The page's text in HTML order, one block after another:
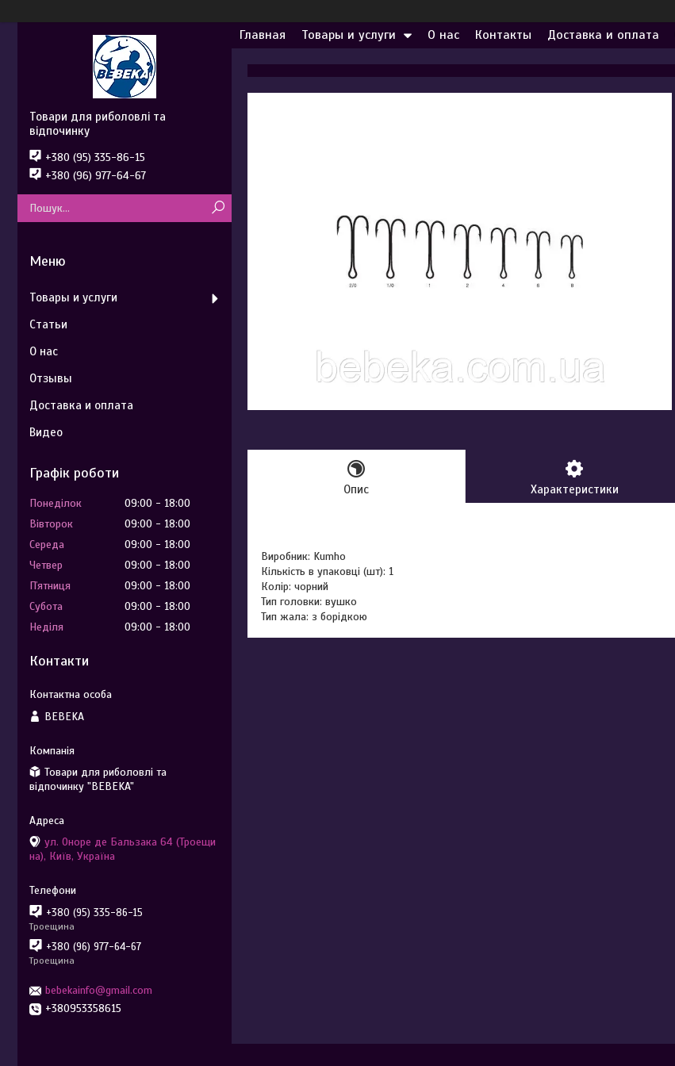
Главная Товары и услуги О нас Контакты Доставка и оплата
Опис Характеристики
Виробник: Kumho
Кількість в упаковці (шт): 1
Колір: чорний
Тип головки: вушко
Тип жала: з борідкою
Товари для риболовлі та
відпочинку
+380 (95) 335-86-15
+380 (96) 977-64-67
Товары и услуги
Статьи
О нас
Отзывы
Доставка и оплата
Видео
Графік роботи
Понеділок 09:00
18:00
Вівторок
09:00
18:00
Середа
09:00
18:00
Четвер
09:00
18:00
Пʼятниця
09:00
18:00
Субота
09:00
18:00
Неділя
09:00 18:00
Контакти
BEBEKA
Товари для риболовлі та
відпочинку "BEBEKA"
ул. Оноре де Бальзака 64 (Троещи
на), Київ, Україна
+380 (95) 335-86-15
Троещина
+380 (96) 977-64-67
Троещина
bebekainfo@gmail.com
+380953358615